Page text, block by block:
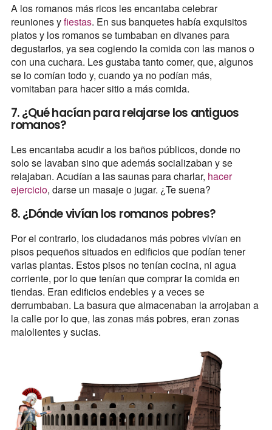
A los romanos más ricos les encantaba celebrar
reuniones yfiestas. En sus banquetes había exquisitos
platos y los romanos se tumbaban en divanes para
degustarlos, ya sea cogiendo la comida con las manos o
con una cuchara. Les gustaba tanto comer, que, algunos
se lo comían todo y, cuando ya no podían más,
vomitaban para hacer sitio a más comida.
7. ¿Qué hacían para relajarse los antiguos
romanos?
Les encantaba acudir a los baños públicos, donde no
solo se lavaban sino que además socializaban y se
relajaban. Acudían a las saunas para charlar, hacer
ejercicio, darse un masaje o jugar. ¿Te suena?
8. ¿Dónde vivían los romanos pobres?
Por el contrario, los ciudadanos más pobres vivían en
pisos pequeños situados en edificios que podían tener
varias plantas. Estos pisos no tenían cocina, ni agua
corriente, por lo que tenían que comprar la comida en
tiendas. Eran edificios endebles y a veces se
derrumbaban. La basura que almacenaban la arrojaban a
la calle por lo que, las zonas más pobres, eran zonas
malolientes y sucias.